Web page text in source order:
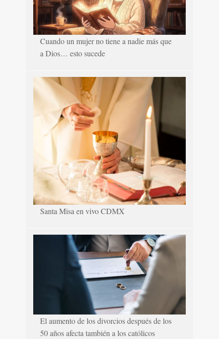
Cuando un mujer no tiene a nadie más que
a Dios… esto sucede
Santa Misa en vivo CDMX
El aumento de los divorcios después de los
50 años afecta también a los católicos